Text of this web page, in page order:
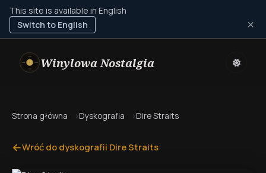
This site is available in English
Switch to English
×
Winylowa Nostalgia
Strona główna Dyskografia Dire Straits
←Wróć do dyskografii Dire Straits